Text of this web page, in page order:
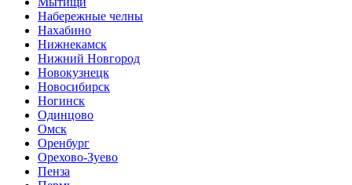
Набережные челны
Нахабино
Нижнекамск
Нижний Новгород
Новокузнецк
Новосибирск
Ногинск
Одинцово
Омск
Оренбург
Орехово-Зуево
Пенза